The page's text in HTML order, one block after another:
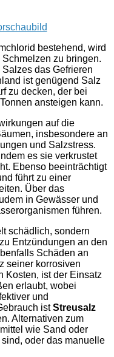
bestehend, wird
zu bringen.
das Gefrieren
ist genügend Salz
zu decken, der bei
ansteigen kann.
auf die
insbesondere an
und Salzstress.
es sie verkrustet
Ebenso beeinträchtigt
führt zu einer
Über das
in Gewässer und
führen.
schädlich, sondern
Entzündungen an den
Schäden an
seiner korrosiven
Kosten, ist der Einsatz
erlaubt, wobei
und
istStreusalz
Alternativen zum
wie Sand oder
oder das manuelle